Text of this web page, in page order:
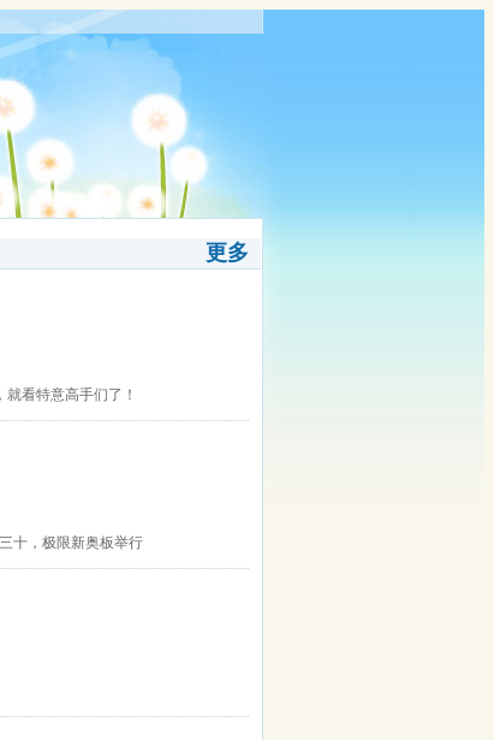
更多
看特意高手们了！
十，极限新奥板举行